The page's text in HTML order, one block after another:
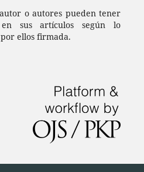
o autores pueden tener
en sus artículos según lo
ellos firmada.